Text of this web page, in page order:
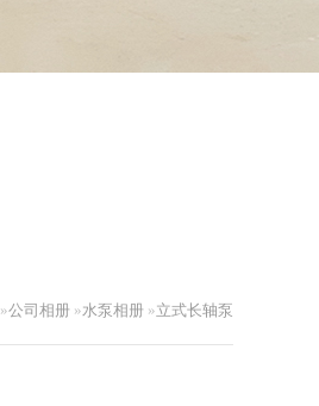
»公司相册 »水泵相册 »立式长轴泵